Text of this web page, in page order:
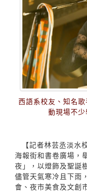
西語系校友、知名
動現場不少
【記者林芸丞淡
海報街和書卷廣場，
夜」，以燈飾及聖誕
儘管天氣寒冷且下雨
會、夜市美食及文創